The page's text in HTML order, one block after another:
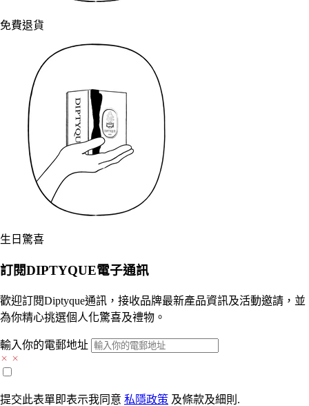
免費退貨
生日驚喜
訂閱DIPTYQUE電子通訊
歡迎訂閱Diptyque通訊，接收品牌最新產品資訊及活動邀請，並
為你精心挑選個人化驚喜及禮物。
輸入你的電郵地址
提交此表單即表示我同意 私隱政策 及條款及細則.